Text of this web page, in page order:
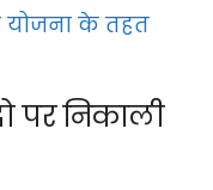
के तहत
पर निकाली